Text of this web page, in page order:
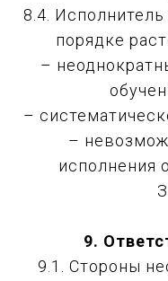
8.4.
порядке
–
–
–
исполнения
9.
9.1. Стороны